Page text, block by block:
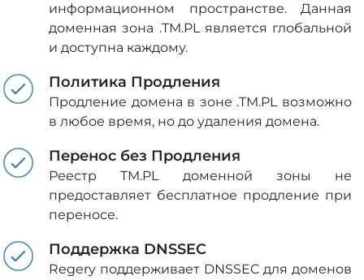
информационном пространстве. Данная
доменная зона .TM.PL является глобальной
и доступна каждому.
Политика Продления
Продление домена в зоне .TM.PL возможно
в любое время, но до удаления домена.
Перенос без Продления
Реестр TM.PL доменной зоны не
предоставляет бесплатное продление при
переносе.
Поддержка DNSSEC
Regery поддерживает DNSSEC для доменов